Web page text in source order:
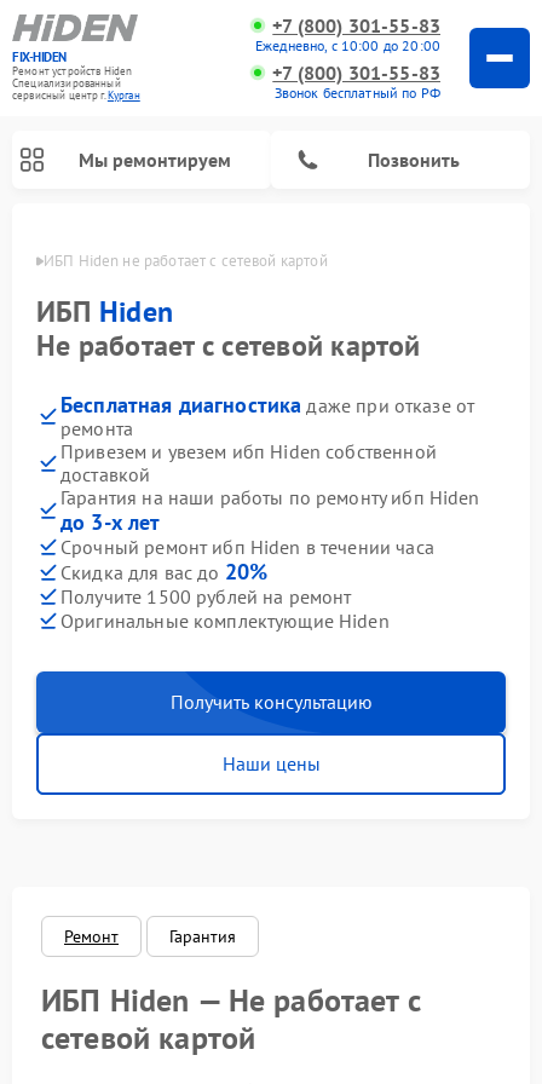
FIX-HIDEN
Ремонт устройств Hiden
Специализированный
cервисный центр г.Курган
+7 (800) 301-55-83
Ежедневно, с 10:00 до 20:00
+7 (800) 301-55-83
Звонок бесплатный по РФ
Мы ремонтируем Позвонить
ИБП Hiden не работает с сетевой картой
ИБП Hiden
Не работает с сетевой картой
Бесплатная диагностика даже при отказе от
ремонта
Привезем и увезем ибп Hiden собственной
доставкой
Гарантия на наши работы по ремонту ибп Hiden
до 3-х лет
Срочный ремонт ибп Hiden в течении часа
Скидка для вас до 20%
Получите 1500 рублей на ремонт
Оригинальные комплектующие Hiden
Получить консультацию
Наши цены
Ремонт Гарантия
ИБП Hiden — Не работает с
сетевой картой